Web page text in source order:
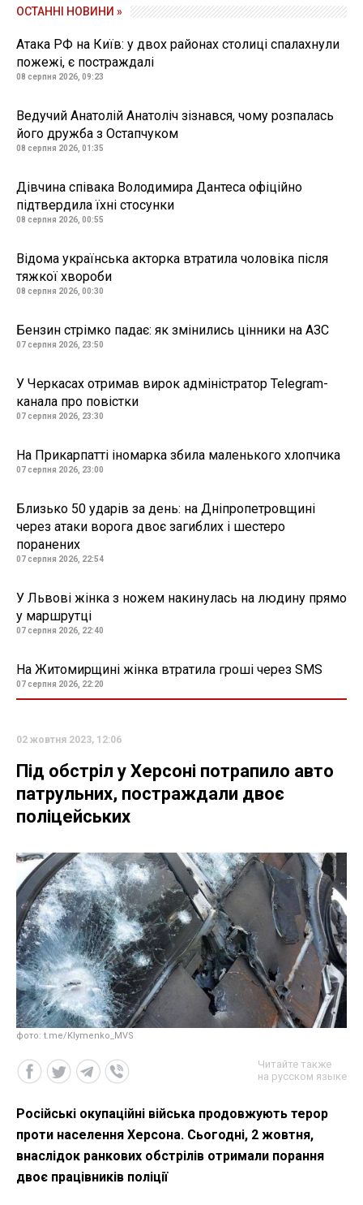
ОСТАННІ НОВИНИ »
Атака РФ на Київ: у двох районах столиці спалахнули
пожежі, є постраждалі
08 серпня 2026, 09:23
Ведучий Анатолій Анатоліч зізнався, чому розпалась
його дружба з Остапчуком
08 серпня 2026, 01:35
Дівчина співака Володимира Дантеса офіційно
підтвердила їхні стосунки
08 серпня 2026, 00:55
Відома українська акторка втратила чоловіка після
тяжкої хвороби
08 серпня 2026, 00:30
Бензин стрімко падає: як змінились цінники на АЗС
07 серпня 2026, 23:50
У Черкасах отримав вирок адміністратор Telegram-
канала про повістки
07 серпня 2026, 23:30
На Прикарпатті іномарка збила маленького хлопчика
07 серпня 2026, 23:00
Близько 50 ударів за день: на Дніпропетровщині
через атаки ворога двоє загиблих і шестеро
поранених
07 серпня 2026, 22:54
У Львові жінка з ножем накинулась на людину прямо
у маршрутці
07 серпня 2026, 22:40
На Житомирщині жінка втратила гроші через SMS
07 серпня 2026, 22:20
02 жовтня 2023, 12:06
Під обстріл у Херсоні потрапило авто
патрульних, постраждали двоє
поліцейських
фото: t.me/Klymenko_MVS
Читайте также
на русском языке
Російські окупаційні війська продовжують терор
проти населення Херсона. Сьогодні, 2 жовтня,
внаслідок ранкових обстрілів отримали порання
двоє працівників поліції